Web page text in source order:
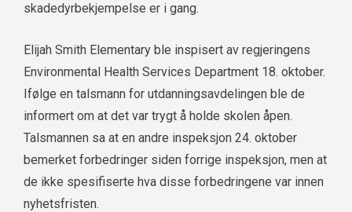
skadedyrbekjempelse er i gang.
Elijah Smith Elementary ble inspisert av regjeringens
Environmental Health Services Department 18. oktober.
Ifølge en talsmann for utdanningsavdelingen ble de
informert om at det var trygt å holde skolen åpen.
Talsmannen sa at en andre inspeksjon 24. oktober
bemerket forbedringer siden forrige inspeksjon, men at
de ikke spesifiserte hva disse forbedringene var innen
nyhetsfristen.